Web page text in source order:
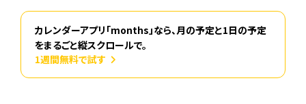
カレンダーアプリ「months」なら、月の予定と1日の予定
をまるごと縦スクロールで。
1週間無料で試す